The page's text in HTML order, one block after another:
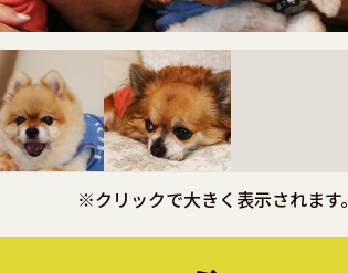
※クリックで大きく表示されます。